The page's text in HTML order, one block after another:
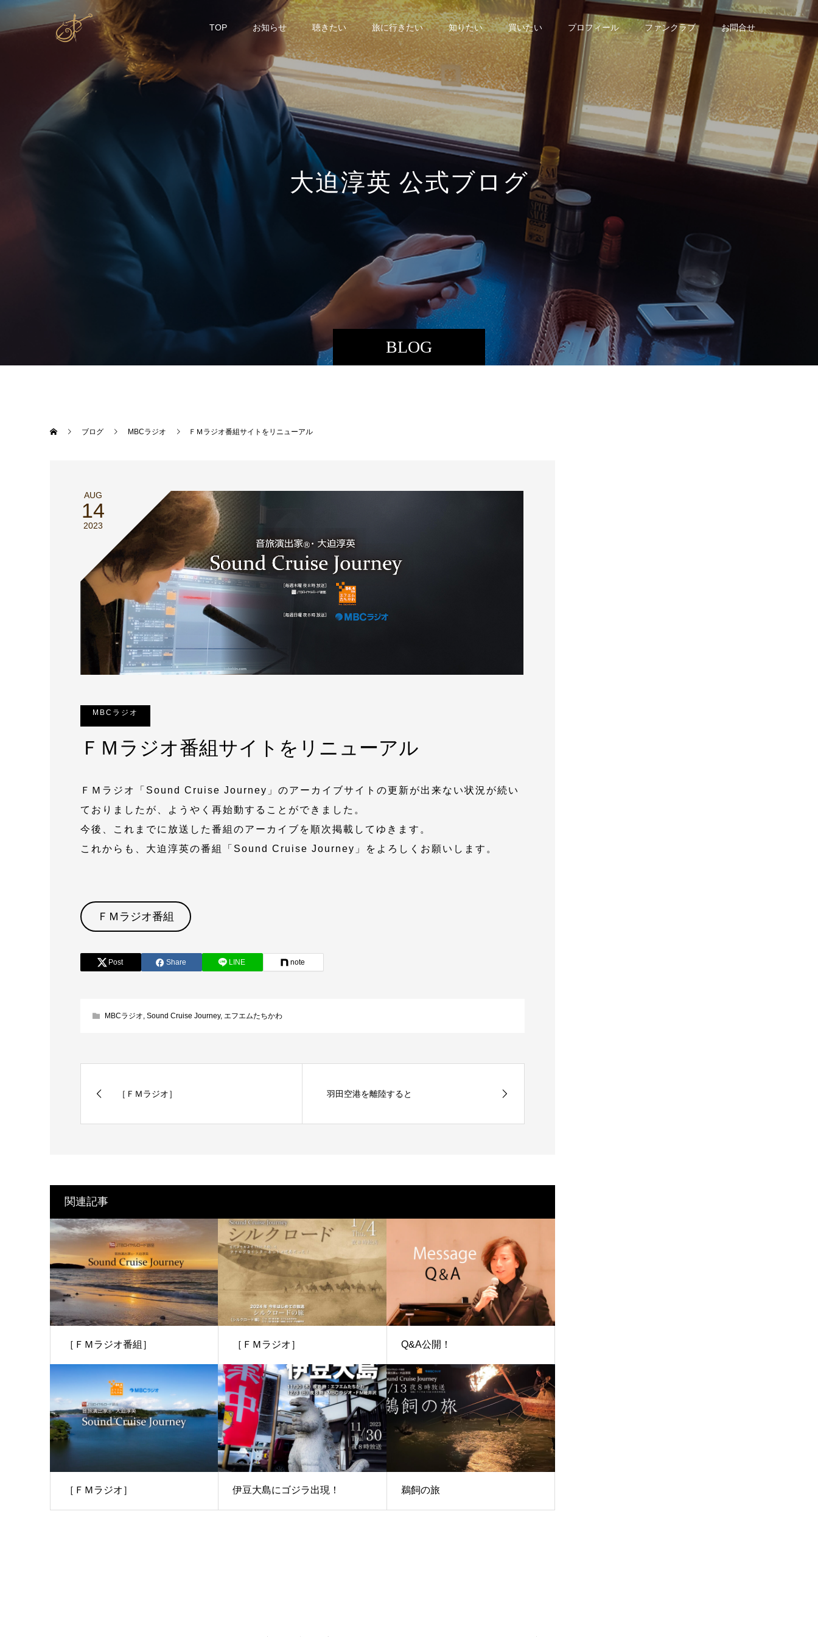
TOP お知らせ 聴きたい 旅に行きたい 知りたい 買いたい プロフィール ファンクラブ お問合せ
BLOG
大迫淳英 公式ブ ロ グ
ブログ MBCラジオ ＦＭラジオ番組サイトをリニューアル
AUG
14
2023
MBCラジオ
ＦＭラジオ番組サイトをリニューアル
ＦＭラジオ「Sound Cruise Journey」のアーカイブサイトの更新が出来ない状況が続い
ておりましたが、ようやく再始動することができました。
今後、これまでに放送した番組のアーカイブを順次掲載してゆきます。
これからも、大迫淳英の番組「Sound Cruise Journey」をよろしくお願いします。
ＦＭラジオ番組
Post Share LINE note
MBCラジオ, Sound Cruise Journey, エフエムたちかわ
［ＦＭラジオ］ 羽田空港を離陸すると
関連記事
［ＦＭラジオ番組］ ［ＦＭラジオ］ Q&A公開！
［ＦＭラジオ］ 伊豆大島にゴジラ出現！ 鵜飼の旅